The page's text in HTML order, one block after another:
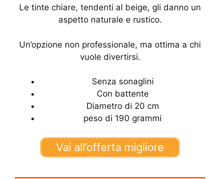
Le tinte chiare, tendenti al beige, gli danno un
aspetto naturale e rustico.
Un’opzione non professionale, ma ottima a chi
vuole divertirsi.
Senza sonaglini
Con battente
Diametro di 20 cm
peso di 190 grammi
Vai all’offerta migliore